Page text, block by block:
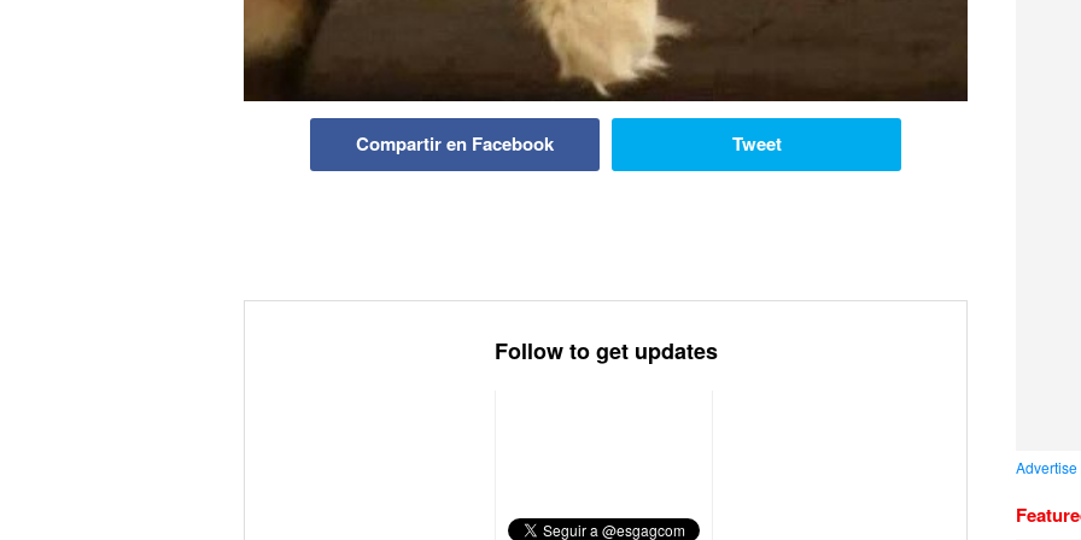
Compartir en Facebook Tweet
Follow to get updates